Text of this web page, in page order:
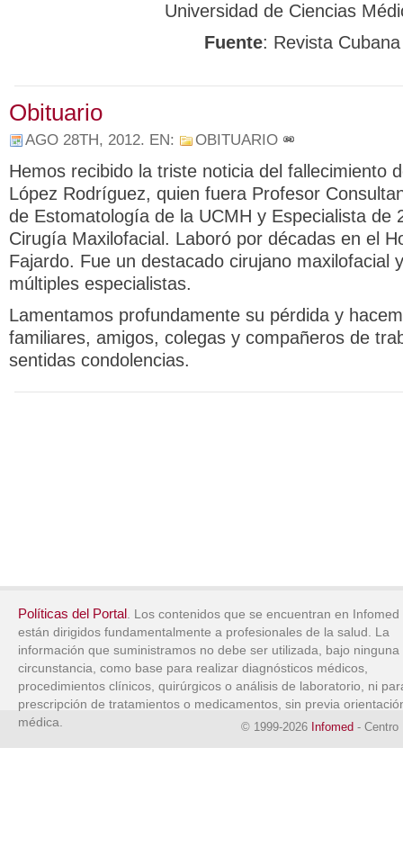
Universidad de Ciencias
Fuente: Revista
Obituario
AGO 28TH, 2012. EN: OBITUARIO
Hemos recibido la triste noticia del fallecimiento
López Rodríguez, quien fuera Profesor
de Estomatología de la UCMH y Especialista de
Cirugía Maxilofacial. Laboró por décadas en el
Fajardo. Fue un destacado cirujano maxilofacial
múltiples especialistas.
Lamentamos profundamente su pérdida y
familiares, amigos, colegas y compañeros de
sentidas condolencias.
Políticas del Portal. Los contenidos que se encuentran en Infomed
están dirigidos fundamentalmente a profesionales de la salud. La
información que suministramos no debe ser utilizada, bajo ninguna
circunstancia, como base para realizar diagnósticos médicos,
procedimientos clínicos, quirúrgicos o análisis de laboratorio, ni
prescripción de tratamientos o medicamentos, sin previa
médica.
© 1999-2026 Infomed - Centro